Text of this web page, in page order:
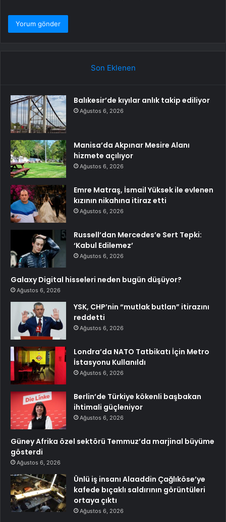
Son Eklenen
Balıkesir’de kıyılar anlık takip ediliyor
Ağustos 6, 2026
Manisa’da Akpınar Mesire Alanı
hizmete açılıyor
Ağustos 6, 2026
Emre Matraş, İsmail Yüksek ile evlenen
kızının nikahına itiraz etti
Ağustos 6, 2026
Russell’dan Mercedes’e Sert Tepki:
‘Kabul Edilemez’
Ağustos 6, 2026
Galaxy Digital hisseleri neden bugün düşüyor?
Ağustos 6, 2026
YSK, CHP’nin “mutlak butlan” itirazını
reddetti
Ağustos 6, 2026
Londra’da NATO Tatbikatı İçin Metro
İstasyonu Kullanıldı
Ağustos 6, 2026
Berlin’de Türkiye kökenli başbakan
ihtimali güçleniyor
Ağustos 6, 2026
Güney Afrika özel sektörü Temmuz’da marjinal büyüme
gösterdi
Ağustos 6, 2026
Ünlü iş insanı Alaaddin Çağlıköse’ye
kafede bıçaklı saldırının görüntüleri
ortaya çıktı
Ağustos 6, 2026